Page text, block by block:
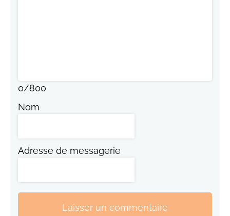
0/800
Nom
Adresse de messagerie
Laisser un commentaire